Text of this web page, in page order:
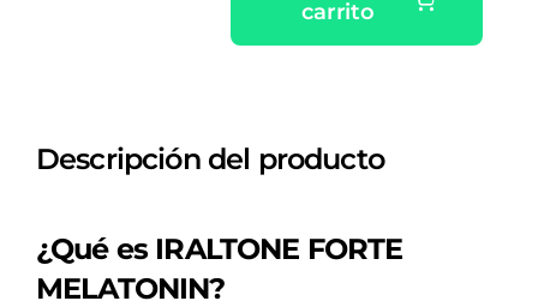
CAPSULAS
carrito
Descripción del producto
¿Qué es IRALTONE FORTE
MELATONIN?